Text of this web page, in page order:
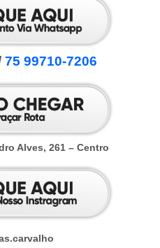
75 99710-7206
Alves, 261 – Centro